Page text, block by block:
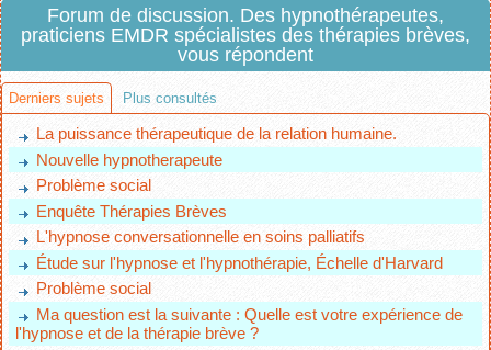
Forum de discussion. Des hypnothérapeutes,
praticiens EMDR spécialistes des thérapies brèves,
vous répondent
Derniers sujets Plus consultés
La puissance thérapeutique de la relation humaine.
Nouvelle hypnotherapeute
Problème social
Enquête Thérapies Brèves
L'hypnose conversationnelle en soins palliatifs
Étude sur l'hypnose et l'hypnothérapie, Échelle d'Harvard
Problème social
Ma question est la suivante : Quelle est votre expérience de
l'hypnose et de la thérapie brève ?